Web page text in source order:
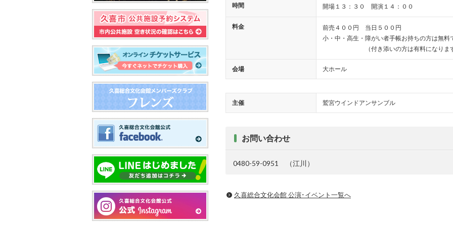
時間 開場１３：３０ 開演１４：００
料金
前売４００円 当日５００円
小・中・高生・障がい者手帳お持ちの方は無料
（付き添いの方は有料になります
会場 大ホール
主催 鷲宮ウインドアンサンブル
お問い合わせ
0480-59-0951 （江川）
久喜総合文化会館 公演･イベント一覧へ